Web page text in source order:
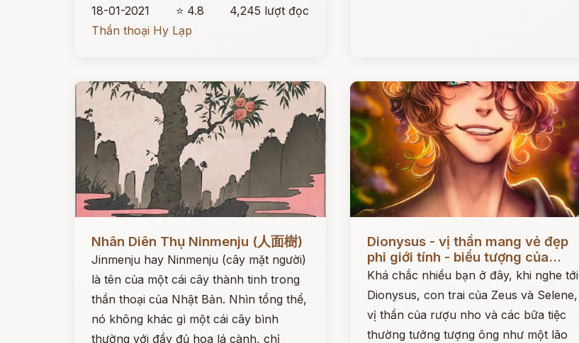
18-01-2021
⭐ 4.8
4,245 lượt đọc
Thần thoại Hy Lạp
Nhân Diên Thụ Ninmenju (人面樹)
Jinmenju hay Ninmenju (cây mặt người)
là tên của một cái cây thành tinh trong
thần thoại của Nhật Bản. Nhìn tổng thể,
nó không khác gì một cái cây bình
thường với đầy đủ hoa lá cành, chỉ
Dionysus - vị thần mang vẻ đẹp
phi giới tính - biểu tượng của...
Khá chắc nhiều bạn ở đây, khi nghe tới
Dionysus, con trai của Zeus và Selene,
vị thần của rượu nho và các bữa tiệc
thường tưởng tượng ông như một lão